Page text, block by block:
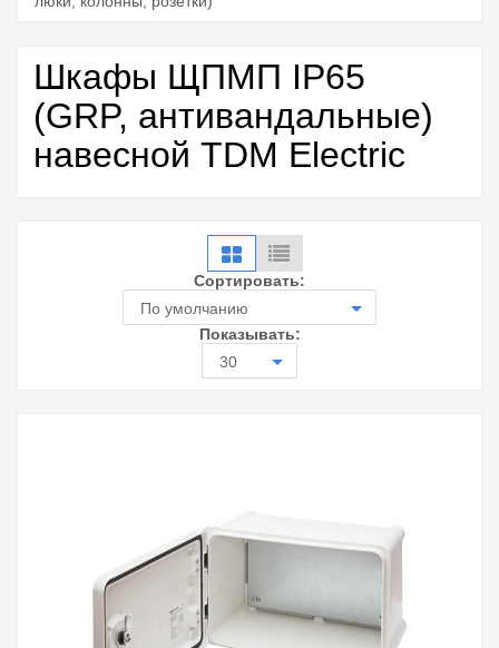
Шкафы ЩПМП IP65
(GRP, антивандальные)
навесной TDM Electric
Сортировать:
По умолчанию
Показывать:
30